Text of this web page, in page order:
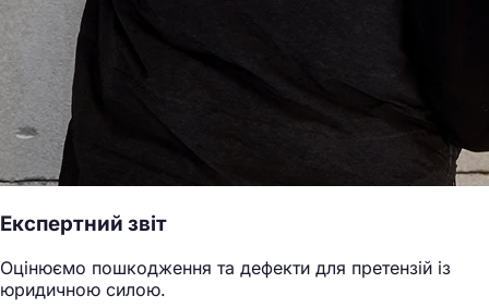
Експертний звіт
Оцінюємо пошкодження та дефекти для претензій із
юридичною силою.